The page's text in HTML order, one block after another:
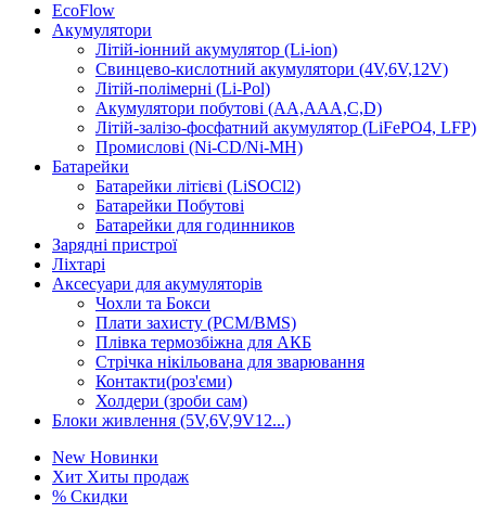
EcoFlow
Акумулятори
Літій-іонний акумулятор (Li-ion)
Свинцево-кислотний акумулятори (4V,6V,12V)
Літій-полімерні (Li-Pol)
Акумулятори побутові (AA,AAA,C,D)
Літій-залізо-фосфатний акумулятор (LiFePO4, LFP)
Промислові (Ni-CD/Ni-MH)
Батарейки
Батарейки літієві (LiSOCl2)
Батарейки Побутові
Батарейки для годинников
Зарядні пристрої
Ліхтарі
Аксесуари для акумуляторів
Чохли та Бокси
Плати захисту (PCM/BMS)
Плівка термозбіжна для АКБ
Стрічка нікільована для зварювання
Контакти(роз'єми)
Холдери (зроби сам)
Блоки живлення (5V,6V,9V12...)
New Новинки
Хит Хиты продаж
% Скидки